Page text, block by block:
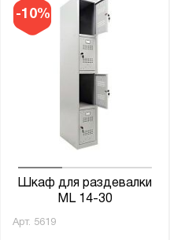
-10%
Шкаф для раздевалки
ML 14-30
Арт. 5619